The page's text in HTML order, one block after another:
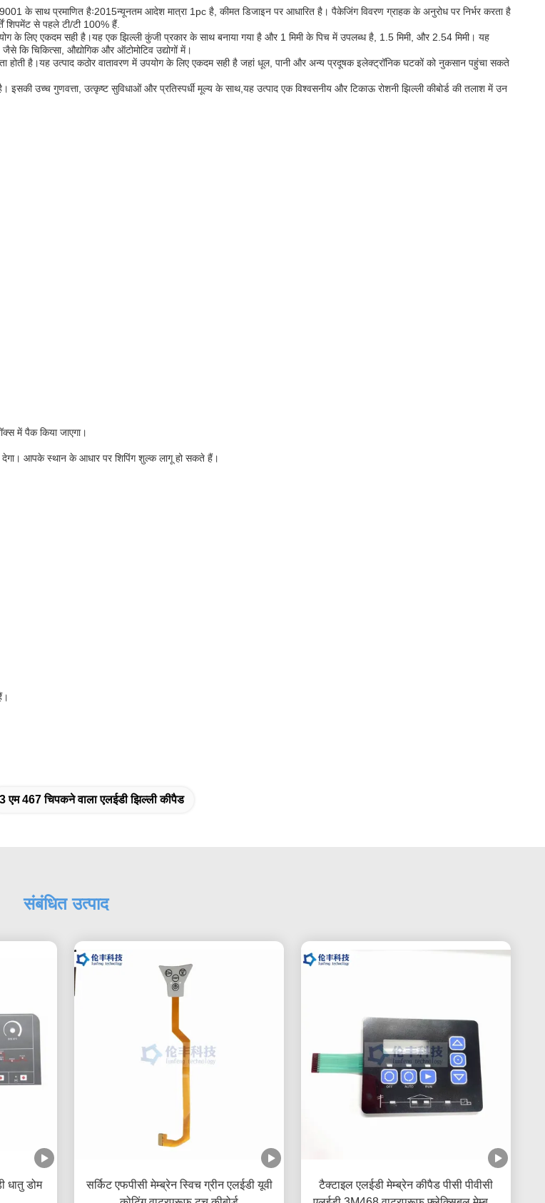
के साथ प्रमाणित हैः2015न्यूनतम आदेश मात्रा 1pc है, कीमत डिजाइन पर आधारित है। पैकेजिंग विवरण ग्राहक के अनुरोध पर निर्भर करता है
शिपमेंट से पहले टी/टी 100% हैं.
के लिए एकदम सही है।यह एक झिल्ली कुंजी प्रकार के साथ बनाया गया है और 1 मिमी के पिच में उपलब्ध है, 1.5 मिमी, और 2.54 मिमी। यह
कि चिकित्सा, औद्योगिक और ऑटोमोटिव उद्योगों में।
होती है।यह उत्पाद कठोर वातावरण में उपयोग के लिए एकदम सही है जहां धूल, पानी और अन्य प्रदूषक इलेक्ट्रॉनिक घटकों को नुकसान पहुंचा सकते
इसकी उच्च गुणवत्ता, उत्कृष्ट सुविधाओं और प्रतिस्पर्धी मूल्य के साथ,यह उत्पाद एक विश्वसनीय और टिकाऊ रोशनी झिल्ली कीबोर्ड की तलाश में उन
में पैक किया जाएगा।
देगा। आपके स्थान के आधार पर शिपिंग शुल्क लागू हो सकते हैं।
3 एम 467 चिपकने वाला एलईडी झिल्ली कीपैड
संबंधित उत्पाद
धातु डोम
सर्किट एफपीसी मेम्ब्रेन स्विच ग्रीन एलईडी यूवी
टैक्टाइल एलईडी मेम्ब्रेन कीपैड पीसी पीवीसी